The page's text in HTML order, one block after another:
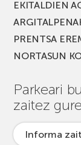
EKITALDIEN
PRENTSA
NORTASUN
Parkeari
zaitez
Informa